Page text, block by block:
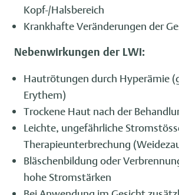
Kopf-/Halsbereich
Krankhafte Veränderungen der
Nebenwirkungen der LWI:
Hautrötungen durch Hyperämie
Erythem)
Trockene Haut nach der
Leichte, ungefährliche
Therapieunterbrechung
Bläschenbildung oder
hohe Stromstärken